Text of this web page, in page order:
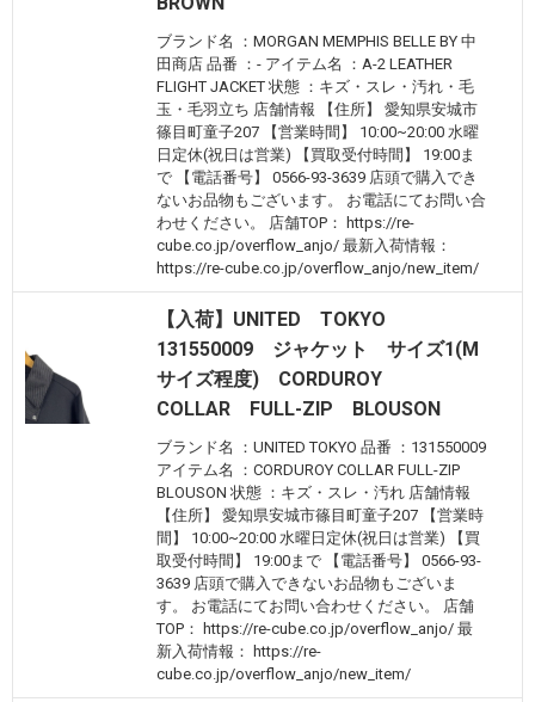
ブランド名 ：MORGAN MEMPHIS BELLE BY 中
田商店 品番 ：- アイテム名 ：A-2 LEATHER
FLIGHT JACKET 状態 ：キズ・スレ・汚れ・毛
玉・毛羽立ち 店舗情報 【住所】 愛知県安城市
篠目町童子207 【営業時間】 10:00~20:00 水曜
日定休(祝日は営業) 【買取受付時間】 19:00ま
で 【電話番号】 0566-93-3639 店頭で購入でき
ないお品物もございます。 お電話にてお問い合
わせください。 店舗TOP： https://re-
cube.co.jp/overflow_anjo/ 最新入荷情報：
https://re-cube.co.jp/overflow_anjo/new_item/
【入荷】UNITED TOKYO
131550009 ジャケット サイズ1(M
サイズ程度) CORDUROY
COLLAR FULL-ZIP BLOUSON
ブランド名 ：UNITED TOKYO 品番 ：131550009
アイテム名 ：CORDUROY COLLAR FULL-ZIP
BLOUSON 状態 ：キズ・スレ・汚れ 店舗情報
【住所】 愛知県安城市篠目町童子207 【営業時
間】 10:00~20:00 水曜日定休(祝日は営業) 【買
取受付時間】 19:00まで 【電話番号】 0566-93-
3639 店頭で購入できないお品物もございま
す。 お電話にてお問い合わせください。 店舗
TOP： https://re-cube.co.jp/overflow_anjo/ 最
新入荷情報： https://re-
cube.co.jp/overflow_anjo/new_item/